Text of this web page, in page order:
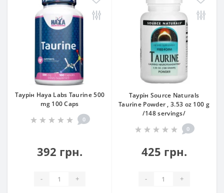
Таурін Haya Labs Taurine 500
mg 100 Caps
0
392 грн.
- +
Таурін Source Naturals
Taurine Powder , 3.53 oz 100 g
/148 servings/
0
425 грн.
- +